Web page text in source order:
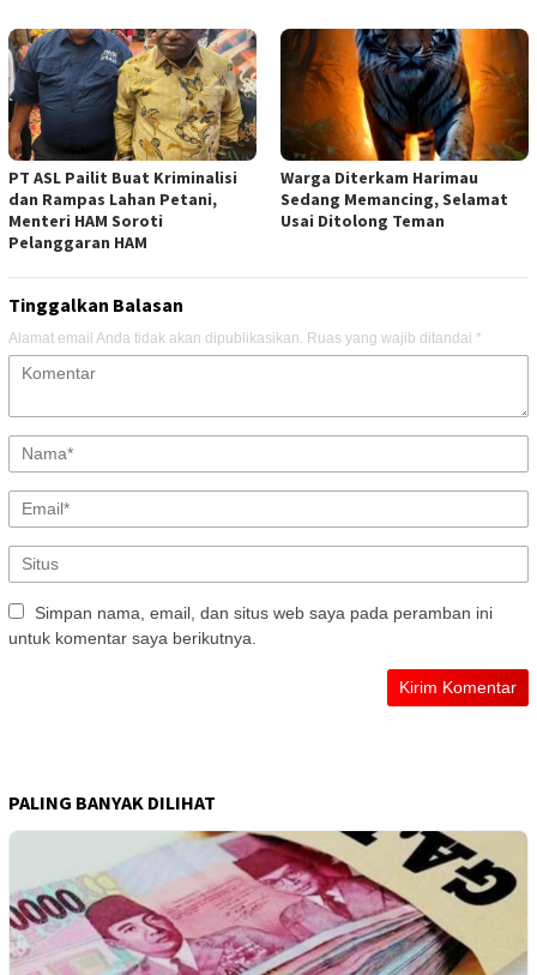
PT ASL Pailit Buat Kriminalisi
dan Rampas Lahan Petani,
Menteri HAM Soroti
Pelanggaran HAM
Warga Diterkam Harimau
Sedang Memancing, Selamat
Usai Ditolong Teman
Tinggalkan Balasan
Alamat email Anda tidak akan dipublikasikan. Ruas yang wajib ditandai *
Simpan nama, email, dan situs web saya pada peramban ini
untuk komentar saya berikutnya.
PALING BANYAK DILIHAT